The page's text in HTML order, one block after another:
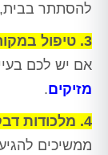
להסתתר בבית,
3. טיפול במקורות מזון:
אם יש לכם
מזיקים.
4. מלכודות דבק:
ממשיכים